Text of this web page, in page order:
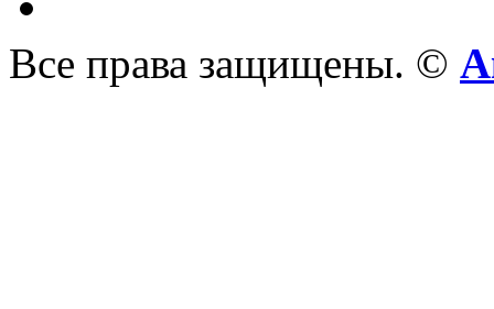
Все права защищены. ©